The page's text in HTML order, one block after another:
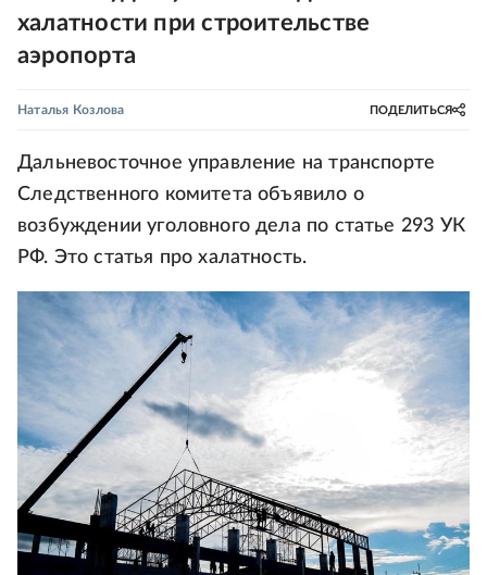
халатности при строительстве
аэропорта
Наталья Козлова ПОДЕЛИТЬСЯ
Дальневосточное управление на транспорте
Следственного комитета объявило о
возбуждении уголовного дела по статье 293 УК
РФ. Это статья про халатность.